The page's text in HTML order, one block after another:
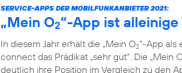
SERVICE-APPS DER MOBILFUNKANBIETER 2021:
„Mein O2“-App ist
In diesem Jahr erhält die „Mein O2“-App als
connect das Prädikat „sehr gut“. Die „Mein
deutlich ihre Position im Vergleich zu den